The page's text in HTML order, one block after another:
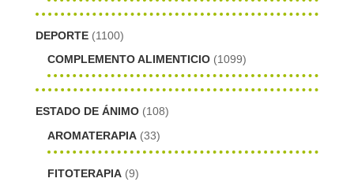
DEPORTE (1100)
COMPLEMENTO ALIMENTICIO (1099)
ESTADO DE ÁNIMO (108)
AROMATERAPIA (33)
FITOTERAPIA (9)